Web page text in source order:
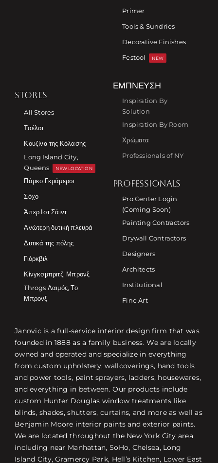
Primer
Tools & Sundries
Decorative Finishes
Festool
NEW
STORES
All Stores
Τσέλσι
Κουζίνα της Κόλασης
Long Island City,
Queens
NEW LOCATION
Πάρκο Γκράμερσι
Σόχο
Άπερ Ιστ Σάιντ
Ανώτερη δυτική πλευρά
Δυτικά της πόλης
Γιόρκβιλ
Κίνγκσμπριτζ, Μπρονξ
Throgs Λαιμός, Το
Μπρονξ
ΈΜΠΝΕΥΣΗ
Inspiration By
Solution
Inspiration By Room
Χρώματα
Professionals of NY
PROFESSIONALS
Pro Center Login
(Coming Soon)
Painting Contractors
Drywall Contractors
Designers
Architects
Institutional
Fine Art
Janovic is a full-service interior design firm that was
founded in 1888 as a family business. We are locally
owned and operated and specialize in everything
from custom upholstery, wallcoverings, hand tools
and power tools, paint sprayers, ladders, housewares,
and everything in between. Our products include
custom Hunter Douglas window treatments like
blinds, shades, shutters, curtains, and more as well as
Benjamin Moore interior paints and exterior paints.
We are located throughout the New York City area
including near Manhattan, SoHo, Chelsea, Long
Island City, Gramercy Park, Hell’s Kitchen, Lower East